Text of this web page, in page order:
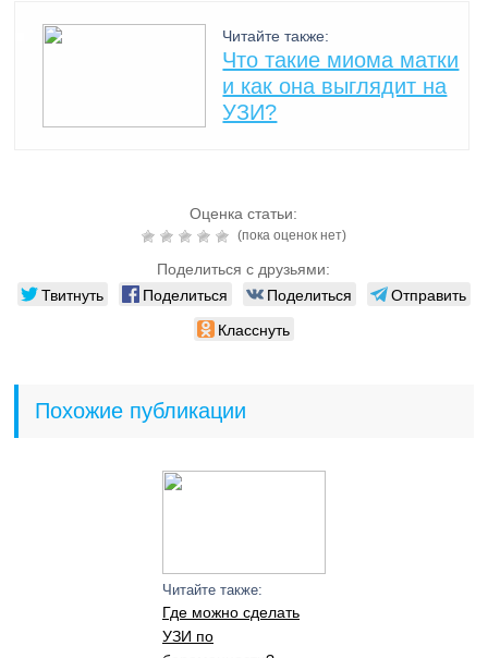
Читайте также:
Что такие миома матки
и как она выглядит на
УЗИ?
Оценка статьи:
(пока оценок нет)
Поделиться с друзьями:
Твитнуть Поделиться Поделиться
Отправить
Класснуть
Похожие публикации
Читайте также:
Где можно сделать
УЗИ по